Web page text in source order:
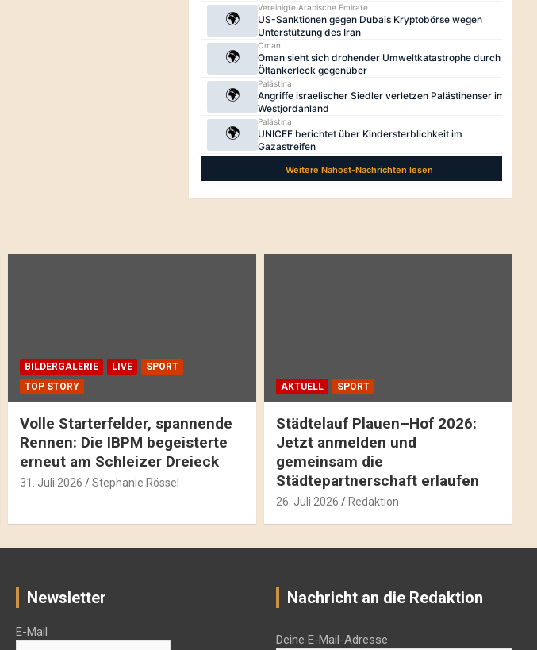
BILDERGALERIE LIVE
SPORT
TOP STORY
Volle Starterfelder, spannende
Rennen: Die IBPM begeisterte
erneut am Schleizer Dreieck
31. Juli 2026 Stephanie Rössel
AKTUELL SPORT
Städtelauf Plauen–Hof 2026:
Jetzt anmelden und
gemeinsam die
Städtepartnerschaft erlaufen
26. Juli 2026 Redaktion
Newsletter
E-Mail
Nachricht an die Redaktion
Deine E-Mail-Adresse